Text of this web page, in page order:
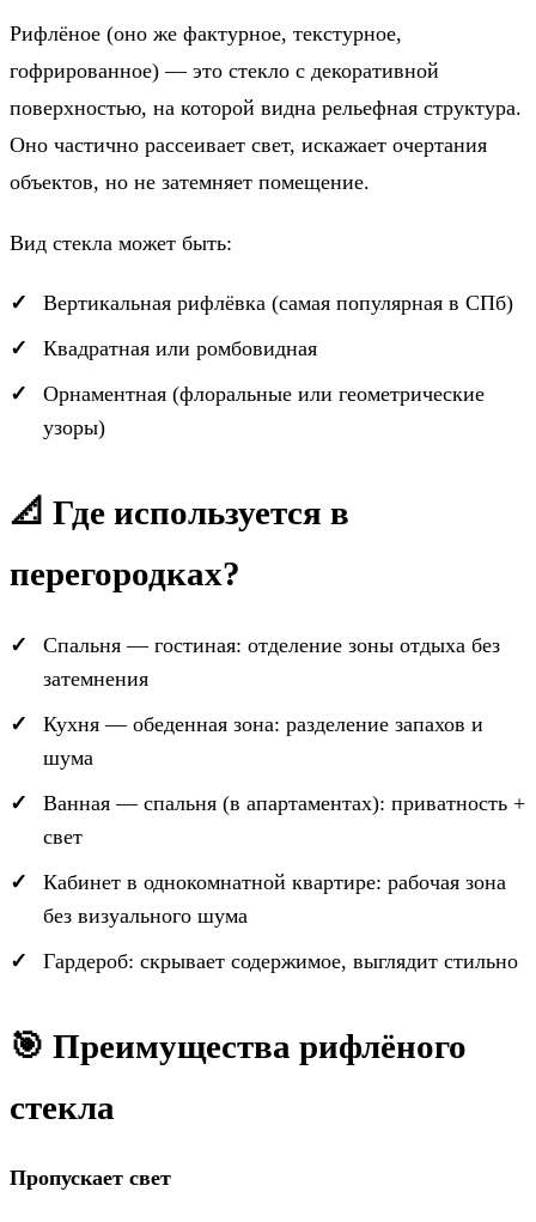
Рифлёное (оно же фактурное, текстурное,
гофрированное) — это стекло с декоративной
поверхностью, на которой видна рельефная структура.
Оно частично рассеивает свет, искажает очертания
объектов, но не затемняет помещение.
Вид стекла может быть:
Вертикальная рифлёвка (самая популярная в СПб)
Квадратная или ромбовидная
Орнаментная (флоральные или геометрические
узоры)
📐 Где используется в
перегородках?
Спальня — гостиная: отделение зоны отдыха без
затемнения
Кухня — обеденная зона: разделение запахов и
шума
Ванная — спальня (в апартаментах): приватность +
свет
Кабинет в однокомнатной квартире: рабочая зона
без визуального шума
Гардероб: скрывает содержимое, выглядит стильно
🎯 Преимущества рифлёного
стекла
Пропускает свет